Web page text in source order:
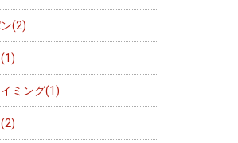
(2)
ミング(1)